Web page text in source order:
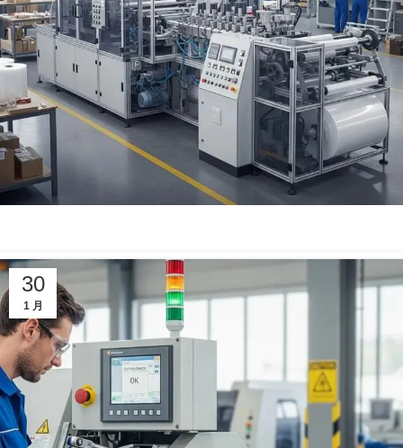
30
1 月